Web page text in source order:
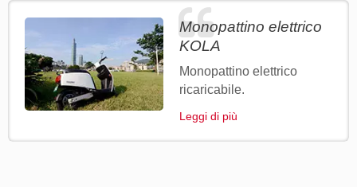
Monopattino elettrico
KOLA
Monopattino elettrico
ricaricabile.
Leggi di più